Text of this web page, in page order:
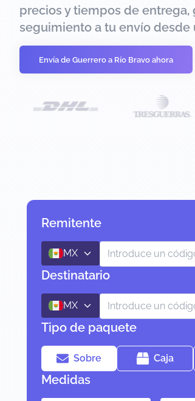
precios y tiempos de entrega,
seguimiento a tu envío desde
Envía de Guerrero a Río Bravo ahora
Remitente
MX
Destinatario
MX
Tipo de paquete
Sobre Caja
Medidas